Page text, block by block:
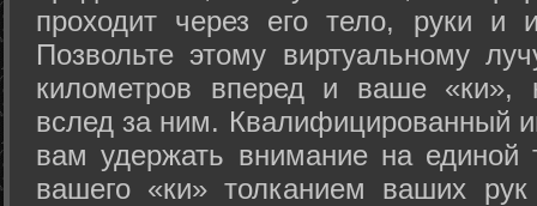
проходит через его тело, руки и
Позвольте этому виртуальному
километров вперед и ваше «ки»,
вслед за ним. Квалифицированный
вам удержать внимание на единой
вашего «ки» толканием ваших